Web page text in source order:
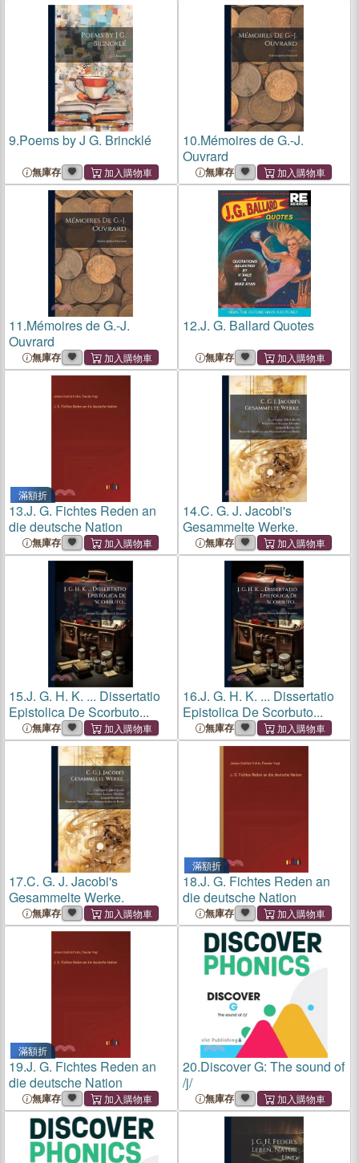
9.Poems by J G. Brincklé
無庫存
10.Mémoires de G.-J.
Ouvrard
無庫存
11.Mémoires de G.-J.
Ouvrard
無庫存
12.J. G. Ballard Quotes
無庫存
滿額折
13.J. G. Fichtes Reden an
die deutsche Nation
無庫存
14.C. G. J. Jacobi's
Gesammelte Werke.
無庫存
15.J. G. H. K. ... Dissertatio
Epistolica De Scorbuto...
無庫存
16.J. G. H. K. ... Dissertatio
Epistolica De Scorbuto...
無庫存
17.C. G. J. Jacobi's
Gesammelte Werke.
無庫存
滿額折
18.J. G. Fichtes Reden an
die deutsche Nation
無庫存
滿額折
19.J. G. Fichtes Reden an
die deutsche Nation
無庫存
20.Discover G: The sound of
/j/
無庫存